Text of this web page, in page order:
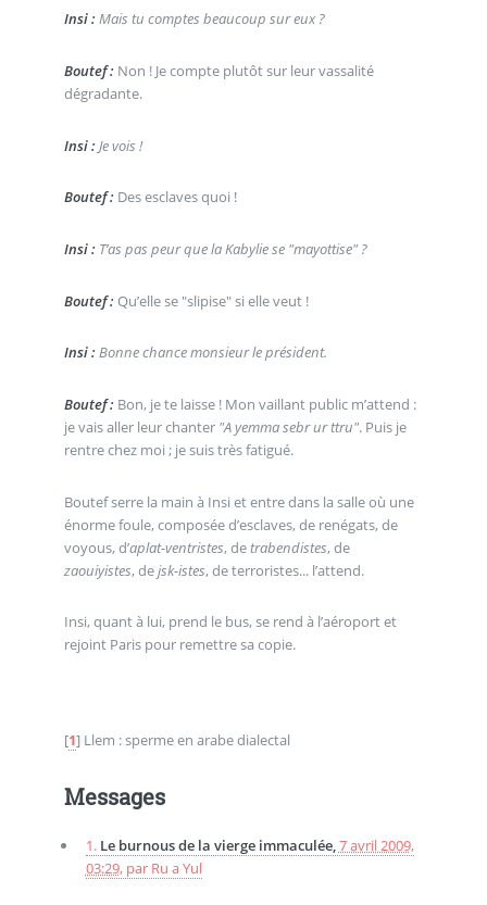
Insi : Mais tu comptes beaucoup sur eux ?
Boutef : Non ! Je compte plutôt sur leur vassalité
dégradante.
Insi : Je vois !
Boutef : Des esclaves quoi !
Insi : T’as pas peur que la Kabylie se "mayottise" ?
Boutef : Qu’elle se "slipise" si elle veut !
Insi : Bonne chance monsieur le président.
Boutef : Bon, je te laisse ! Mon vaillant public m’attend :
je vais aller leur chanter "A yemma sebr ur ttru". Puis je
rentre chez moi ; je suis très fatigué.
Boutef serre la main à Insi et entre dans la salle où une
énorme foule, composée d’esclaves, de renégats, de
voyous, d’aplat-ventristes, detrabendistes, de
zaouiyistes, dejsk-istes, de terroristes... l’attend.
Insi, quant à lui, prend le bus, se rend à l’aéroport et
rejoint Paris pour remettre sa copie.
[1] Llem : sperme en arabe dialectal
Messages
1. Le burnous de la vierge immaculée,7 avril 2009,
03:29, par Ru a Yul